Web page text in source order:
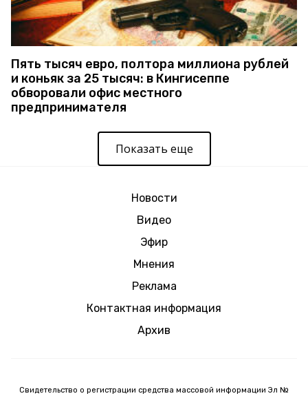
Пять тысяч евро, полтора миллиона рублей
и коньяк за 25 тысяч: в Кингисеппе
обворовали офис местного
предпринимателя
Показать еще
Новости
Видео
Эфир
Мнения
Реклама
Контактная информация
Архив
Свидетельство о регистрации средства массовой информации Эл №